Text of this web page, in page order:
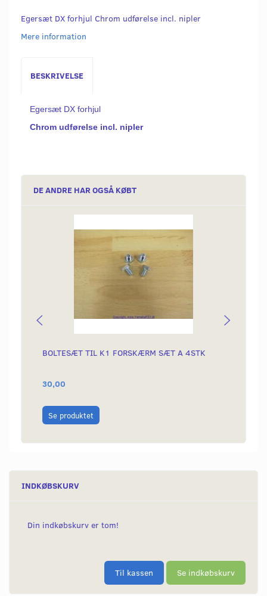
Egersæt DX forhjul Chrom udførelse incl. nipler
Mere information
BESKRIVELSE
Egersæt DX forhjul
Chrom udførelse incl. nipler
DE ANDRE HAR OGSÅ KØBT
BOLTESÆT TIL K1 FORSKÆRM SÆT A 4STK
30,00
Se produktet
INDKØBSKURV
Din indkøbskurv er tom!
Til kassen Se indkøbskurv